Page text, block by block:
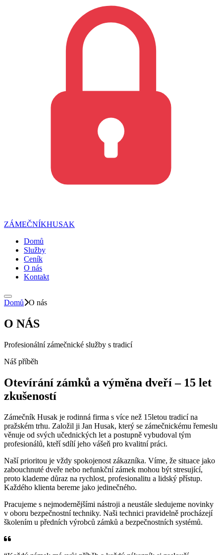
ZÁMEČNÍKHUSAK
Domů
Služby
Ceník
O nás
Kontakt
Domů O nás
O NÁS
Profesionální zámečnické služby s tradicí
Náš příběh
Otevírání zámků a výměna dveří – 15 let
zkušeností
Zámečník Husak je rodinná firma s více než 15letou tradicí na
pražském trhu. Založil ji Jan Husak, který se zámečnickému řemeslu
věnuje od svých učednických let a postupně vybudoval tým
profesionálů, kteří sdílí jeho vášeň pro kvalitní práci.
Naší prioritou je vždy spokojenost zákazníka. Víme, že situace jako
zabouchnuté dveře nebo nefunkční zámek mohou být stresující,
proto klademe důraz na rychlost, profesionalitu a lidský přístup.
Každého klienta bereme jako jedinečného.
Pracujeme s nejmodernějšími nástroji a neustále sledujeme novinky
v oboru bezpečnostní techniky. Naši technici pravidelně procházejí
školením u předních výrobců zámků a bezpečnostních systémů.